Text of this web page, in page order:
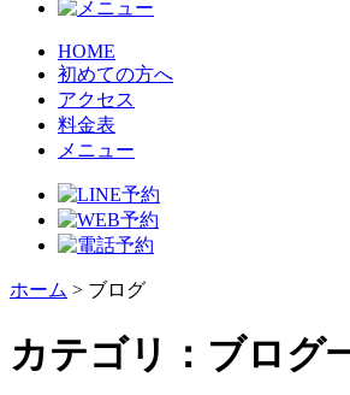
HOME
初めての方へ
アクセス
料金表
メニュー
ホーム > ブログ
カテゴリ：ブログ